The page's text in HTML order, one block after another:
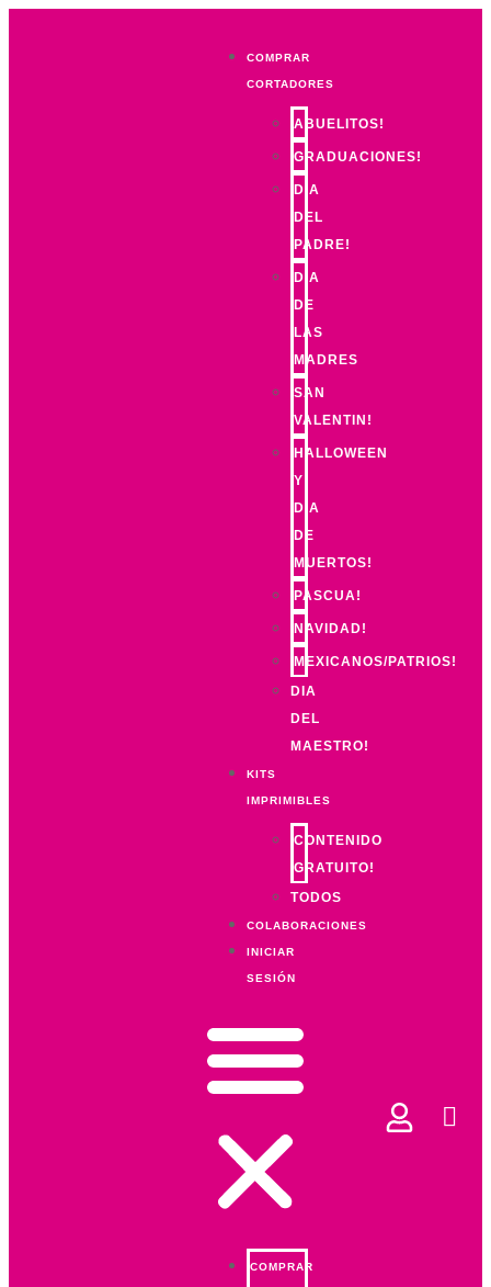
COMPRAR
CORTADORES
ABUELITOS!
GRADUACIONES!
DIA
DEL
PADRE!
DIA
DE
LAS
MADRES
SAN
VALENTIN!
HALLOWEEN
Y
DIA
DE
MUERTOS!
PASCUA!
NAVIDAD!
MEXICANOS/PATRIOS!
DIA
DEL
MAESTRO!
KITS
IMPRIMIBLES
CONTENIDO
GRATUITO!
TODOS
COLABORACIONES
INICIAR
SESIÓN
COMPRAR